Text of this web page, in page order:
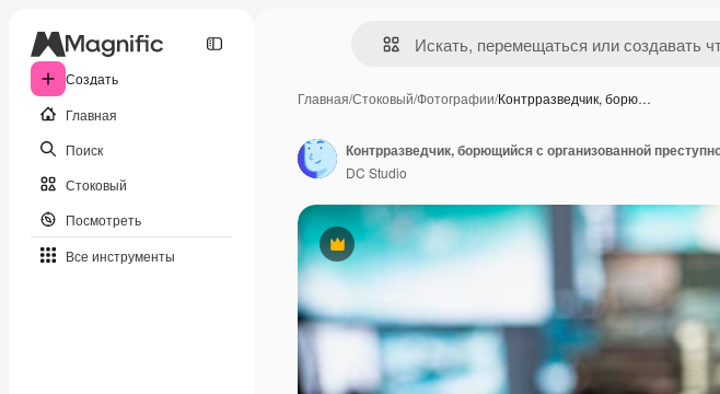
Создать
Главная
Поиск
Стоковый
Посмотреть
Все инструменты
Главная/Стоковый/Фотографии/Контрразведчик, борю…
Премиум
DC Studio